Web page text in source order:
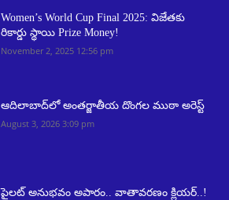
Women’s World Cup Final 2025: విజేతకు
రికార్డు స్థాయి Prize Money!
November 2, 2025 12:56 pm
ఆదిలాబాద్‌లో అంతర్జాతీయ దొంగల ముఠా అరెస్ట్
August 3, 2026 3:09 pm
పైలట్ అనుభవం అపారం.. వాతావరణం క్లియర్..!